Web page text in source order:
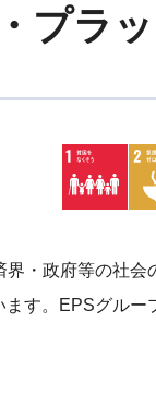
プラ
・政府等の社
す。EPSグル